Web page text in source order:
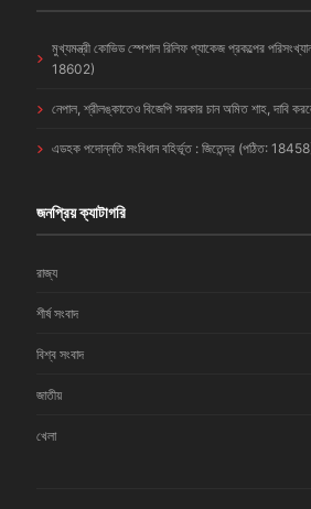
মুখ্যমন্ত্রী কোভিড স্পেশাল রিলিফ প্যাকেজ প্রকল্পের
18602)
নেপাল, শ্রীলঙ্কাতেও বিজেপি সরকার চান অমিত শাহ, দাবি
এডহক পদোন্নতি সংবিধান বহির্ভূত : জিতেন্দ্র (পঠিত:
জনপ্রিয় ক্যাটাগরি
রাজ্য
শীর্ষ সংবাদ
বিশ্ব সংবাদ
জাতীয়
খেলা